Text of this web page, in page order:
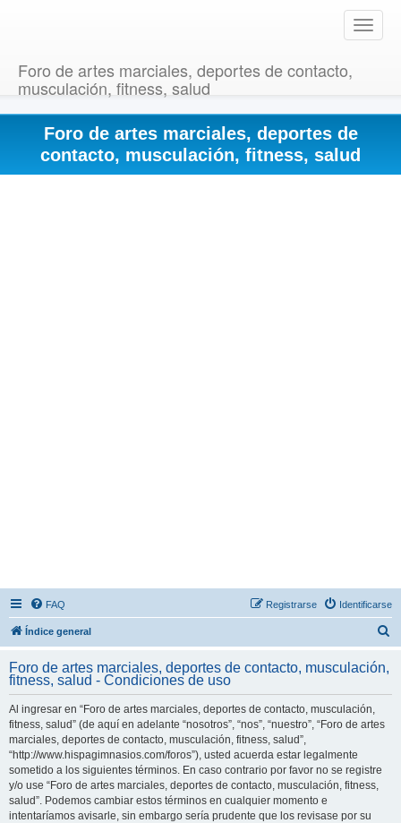
T
o
e
v
Foro de artes marciales, deportes de contacto,
musculación, fitness, salud
Foro de artes marciales, deportes de
contacto, musculación, fitness, salud
FAQ Identificarse
Registrarse
Índice general
c
Foro de artes marciales, deportes de contacto, musculación,
fitness, salud - Condiciones de uso
Al ingresar en “Foro de artes marciales, deportes de contacto, musculación,
fitness, salud” (de aquí en adelante “nosotros”, “nos”, “nuestro”, “Foro de artes
marciales, deportes de contacto, musculación, fitness, salud”,
“http://www.hispagimnasios.com/foros”), usted acuerda estar legalmente
sometido a los siguientes términos. En caso contrario por favor no se registre
y/o use “Foro de artes marciales, deportes de contacto, musculación, fitness,
salud”. Podemos cambiar estos términos en cualquier momento e
intentaríamos avisarle, sin embargo sería prudente que los revisase por su